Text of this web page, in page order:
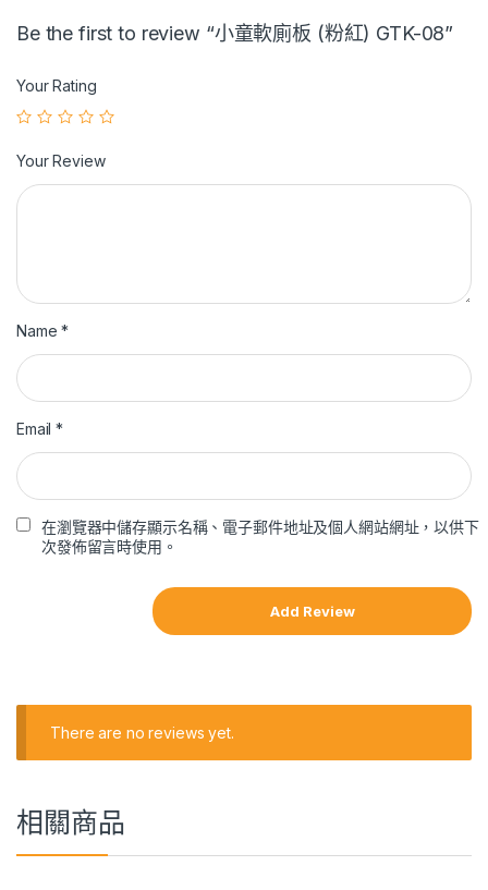
Be the first to review “小童軟廁板 (粉紅) GTK-08”
Your Rating
Your Review
Name*
Email*
在瀏覽器中儲存顯示名稱、電子郵件地址及個人網站網址，以供下
次發佈留言時使用。
There are no reviews yet.
相關商品